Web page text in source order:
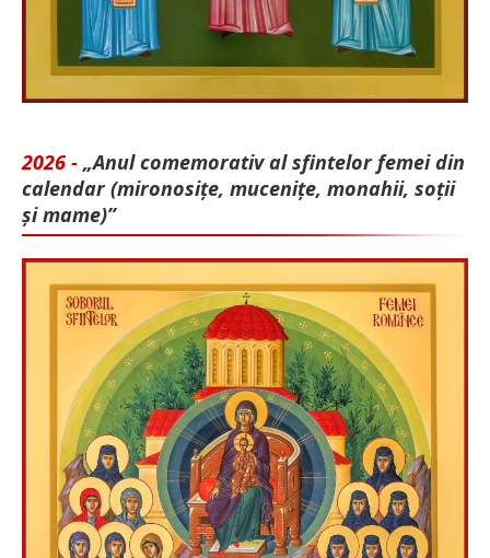
2026 - „Anul comemorativ al sfintelor femei din
calendar (mironosițe, mu­cenițe, monahii, soții
și mame)”